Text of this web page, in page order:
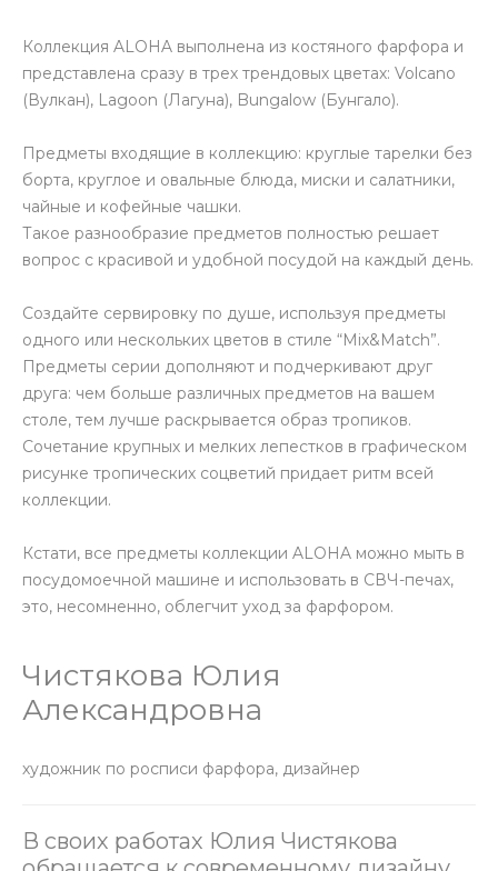
Коллекция ALOHA выполнена из костяного фарфора и
представлена сразу в трех трендовых цветах: Volcano
(Вулкан), Lagoon (Лагуна), Bungalow (Бунгало).
Предметы входящие в коллекцию: круглые тарелки без
борта, круглое и овальные блюда, миски и салатники,
чайные и кофейные чашки.
Такое разнообразие предметов полностью решает
вопрос с красивой и удобной посудой на каждый день.
Создайте сервировку по душе, используя предметы
одного или нескольких цветов в стиле “Mix&Match”.
Предметы серии дополняют и подчеркивают друг
друга: чем больше различных предметов на вашем
столе, тем лучше раскрывается образ тропиков.
Сочетание крупных и мелких лепестков в графическом
рисунке тропических соцветий придает ритм всей
коллекции.
Кстати, все предметы коллекции ALOHA можно мыть в
посудомоечной машине и использовать в СВЧ-печах,
это, несомненно, облегчит уход за фарфором.
Чистякова Юлия
Александровна
художник по росписи фарфора, дизайнер
В своих работах Юлия Чистякова